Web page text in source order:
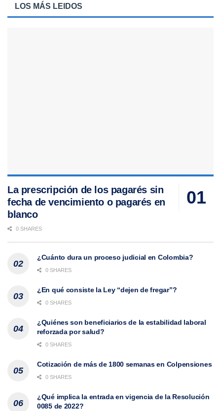
LOS MÁS LEIDOS
La prescripción de los pagarés sin
fecha de vencimiento o pagarés en
blanco
0 SHARES
¿Cuánto dura un proceso judicial en Colombia?
0 SHARES
¿En qué consiste la Ley “dejen de fregar”?
0 SHARES
¿Quiénes son beneficiarios de la estabilidad laboral
reforzada por salud?
0 SHARES
Cotización de más de 1800 semanas en Colpensiones
0 SHARES
¿Qué implica la entrada en vigencia de la Resolución
0085 de 2022?